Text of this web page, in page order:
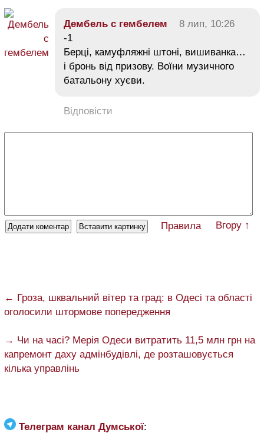
Дембель с гембелем
8 лип, 10:26
-1
Берці, камуфляжні штоні, вишиванка…
і бронь від призову. Воїни музичного
батальону хуєви.
Відповісти
Правила Вгору ↑
← Гроза, шквальний вітер та град: в Одесі та області
оголосили штормове попередження
→ Чи на часі? Мерія Одеси витратить 11,5 млн грн на
капремонт даху адмінбудівлі, де розташовується
кілька управлінь
Телеграм канал Думської: